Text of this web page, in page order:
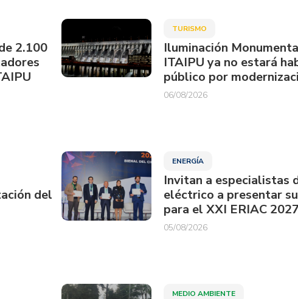
2.100
TURISMO
Iluminación
ITAIPU ya no estará
público por
06/08/2026
del
ENERGÍA
Invitan a especialistas
eléctrico a presentar
para el XXI ERIAC 2027
05/08/2026
MEDIO AMBIENTE